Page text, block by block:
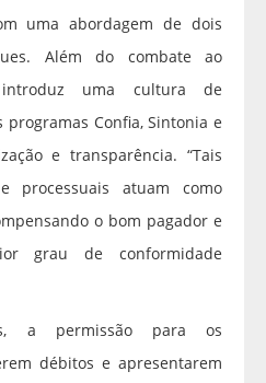
uma abordagem de dois
Além do combate ao
introduz uma cultura de
programas Confia, Sintonia e
e transparência. “Tais
processuais atuam como
o bom pagador e
grau de conformidade
a permissão para os
débitos e apresentarem